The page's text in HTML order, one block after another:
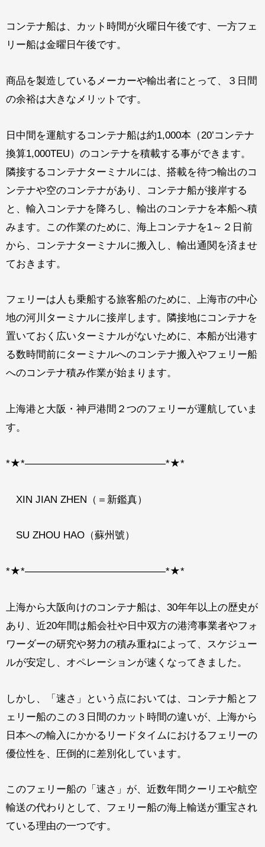
コンテナ船は、カット時間が火曜日午後です、一方フェ
リー船は金曜日午後です。
商品を製造しているメーカーや輸出者にとって、３日間
の余裕は大きなメリットです。
日中間を運航するコンテナ船は約1,000本（20’コンテナ
換算1,000TEU）のコンテナを積載する事ができます。
隣接するコンテナターミナルには、搭載を待つ輸出のコ
ンテナや空のコンテナがあり、コンテナ船が接岸する
と、輸入コンテナを降ろし、輸出のコンテナを本船へ積
みます。この作業のために、海上コンテナを1～２日前
から、コンテナターミナルに搬入し、輸出通関を済ませ
ておきます。
フェリーは人も乗船する旅客船のために、上海市の中心
地の河川ターミナルに接岸します。隣接地にコンテナを
置いておく広いターミナルがないために、本船が出港す
る数時間前にターミナルへのコンテナ搬入やフェリー船
へのコンテナ積み作業が始まります。
上海港と大阪・神戸港間２つのフェリーが運航していま
す。
*★*――――――――――――――*★*
XIN JIAN ZHEN （＝新鑑真）
SU ZHOU HAO （蘇州號）
*★*――――――――――――――*★*
上海から大阪向けのコンテナ船は、 30年年以上の歴史が
あり、近20年間は船会社や日中双方の港湾事業者やフォ
ワーダーの研究や努力の積み重ねによって、スケジュー
ルが安定し、オペレーションが速くなってきました。
しかし、「速さ」という点においては、コンテナ船とフ
ェリー船のこの３日間のカット時間の違いが、上海から
日本への輸入にかかるリードタイムにおけるフェリーの
優位性を、圧倒的に差別化しています。
このフェリー船の「速さ」が、近数年間クーリエや航空
輸送の代わりとして、フェリー船の海上輸送が重宝され
ている理由の一つです。